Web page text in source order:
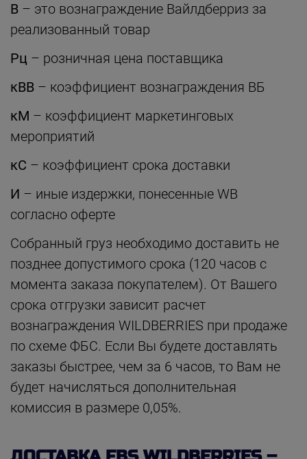
В – это вознаграждение Вайлдберриз за
реализованный товар
Рц – розничная цена поставщика
кВВ – коэффициент вознаграждения ВБ
кМ – коэффициент маркетинговых
мероприятий
кС – коэффициент срока доставки
И – иные издержки, понесенные WB
согласно оферте
Собранный груз необходимо доставить не
позднее допустимого срока (120 часов с
момента заказа покупателем). От Вашего
срока отгрузки зависит расчет
вознаграждения WILDBERRIES при продаже
по схеме ФБС. Если Вы будете доставлять
заказы быстрее, чем за 6 часов, то Вам не
будет начисляться дополнительная
комиссия в размере 0,05%.